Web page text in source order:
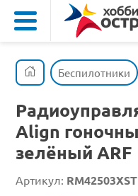
Беспилотники
Align
зелёный ARF
Артикул: RM42503XST